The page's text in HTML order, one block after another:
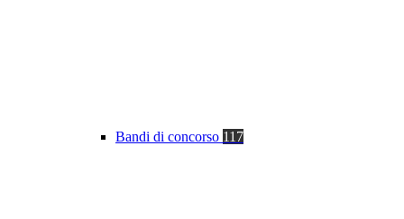
Bandi di concorso 117